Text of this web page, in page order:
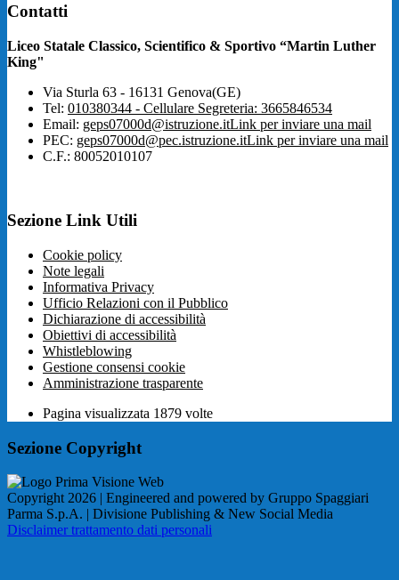
Contatti
Liceo Statale Classico, Scientifico & Sportivo “Martin Luther
King"
Via Sturla 63 - 16131 Genova(GE)
Tel: 010380344 - Cellulare Segreteria: 3665846534
Email: geps07000d@istruzione.itLink per inviare una mail
PEC: geps07000d@pec.istruzione.itLink per inviare una mail
C.F.: 80052010107
Sezione Link Utili
Cookie policy
Note legali
Informativa Privacy
Ufficio Relazioni con il Pubblico
Dichiarazione di accessibilità
Obiettivi di accessibilità
Whistleblowing
Gestione consensi cookie
Amministrazione trasparente
Pagina visualizzata 1879 volte
Sezione Copyright
Copyright 2026 | Engineered and powered by Gruppo Spaggiari
Parma S.p.A. | Divisione Publishing & New Social Media
Disclaimer trattamento dati personali